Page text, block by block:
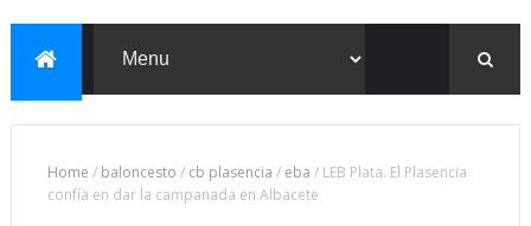
Home / baloncesto / cb plasencia / eba / LEB Plata. El Plasencia
confía en dar la campanada en Albacete